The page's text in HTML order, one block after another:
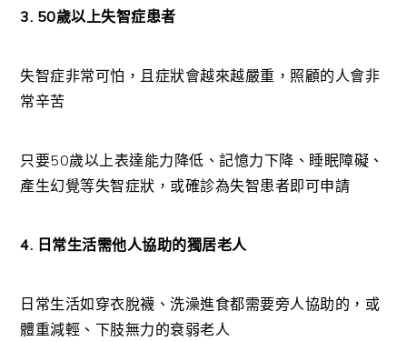
3. 50歲以上失智症患者
失智症非常可怕，且症狀會越來越嚴重，照顧的人會非
常辛苦
只要50歲以上表達能力降低、記憶力下降、睡眠障礙、
產生幻覺等失智症狀，或確診為失智患者即可申請
4. 日常生活需他人協助的獨居老人
日常生活如穿衣脫襪、洗澡進食都需要旁人協助的，或
體重減輕、下肢無力的衰弱老人